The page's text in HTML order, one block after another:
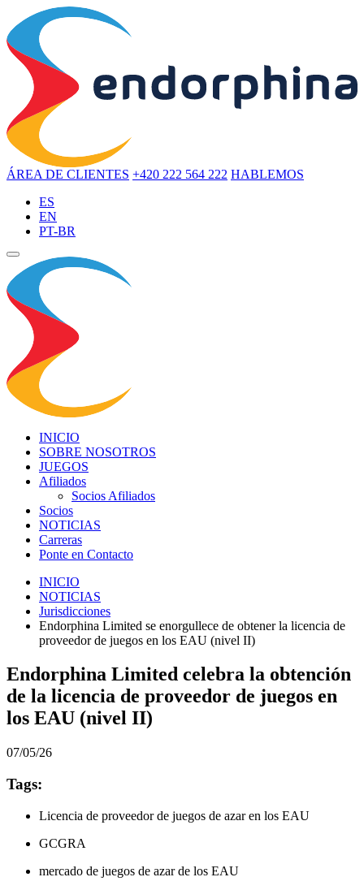
ÁREA DE CLIENTES +420 222 564 222 HABLEMOS
ES
EN
PT-BR
INICIO
SOBRE NOSOTROS
JUEGOS
Afiliados
Socios Afiliados
Socios
NOTICIAS
Carreras
Ponte en Contacto
INICIO
NOTICIAS
Jurisdicciones
Endorphina Limited se enorgullece de obtener la licencia de
proveedor de juegos en los EAU (nivel II)
Endorphina Limited celebra la obtención
de la licencia de proveedor de juegos en
los EAU (nivel II)
07/05/26
Tags:
Licencia de proveedor de juegos de azar en los EAU
GCGRA
mercado de juegos de azar de los EAU